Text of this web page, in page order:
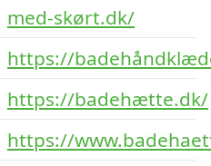
med-skørt.dk/
https://
https://badehætte.dk/
https://